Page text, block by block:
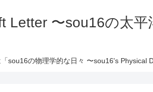
Letter 〜sou16の太平
sou16の物理学的な日々 〜sou16's Physical